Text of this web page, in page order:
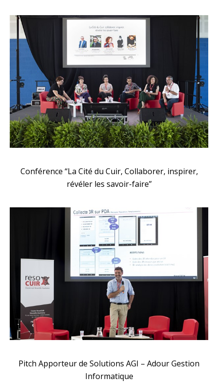
Conférence “La Cité du Cuir, Collaborer, inspirer,
révéler les savoir-faire”
Pitch Apporteur de Solutions AGI – Adour Gestion
Informatique